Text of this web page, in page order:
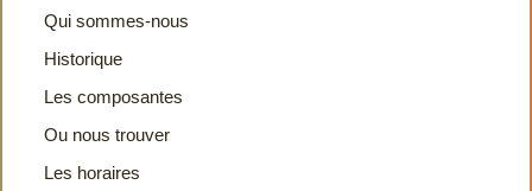
Qui sommes-nous
Historique
Les composantes
Ou nous trouver
Les horaires